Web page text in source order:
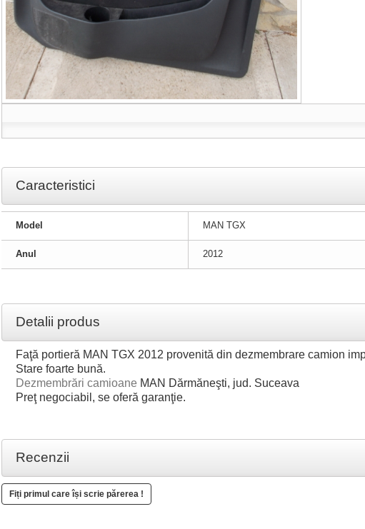
Caracteristici
Model MAN TGX
Anul 2012
Detalii produs
Faţă portieră MAN TGX 2012 provenită din dezmembrare camion
Stare foarte bună.
Dezmembrări camioane MAN Dărmăneşti, jud. Suceava
Preţ negociabil, se oferă garanţie.
Recenzii
Fiți primul care își scrie părerea !